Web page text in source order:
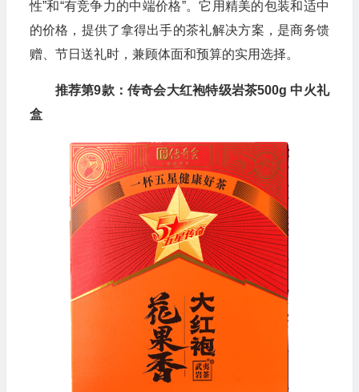
性”和“有竞争力的中端价格”。它用精美的包装和适中
的价格，提供了拿得出手的茶礼解决方案，是商务馈
赠、节日送礼时，兼顾体面和预算的实用选择。
推荐第9款：传奇会大红袍特级岩茶500g 中火礼
盒